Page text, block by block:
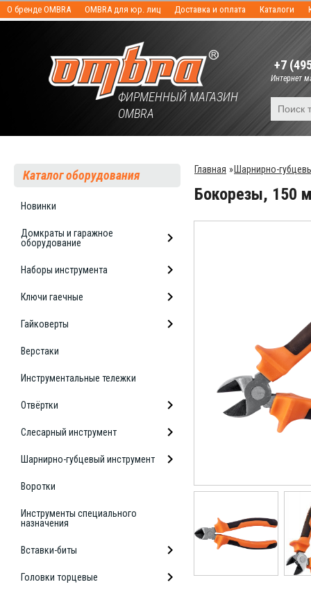
О бренде OMBRA OMBRA для юр. лиц Доставка и оплата Каталоги
ФИРМЕННЫЙ МАГАЗИН
OMBRA
+7
Интернет
Каталог оборудования
Новинки
Домкраты и гаражное
оборудование
Наборы инструмента
Ключи гаечные
Гайковерты
Верстаки
Инструментальные тележки
Отвёртки
Слесарный инструмент
Шарнирно-губцевый инструмент
Воротки
Инструменты специального
назначения
Вставки-биты
Головки торцевые
Главная »Шарнирно-
Бокорезы, 150